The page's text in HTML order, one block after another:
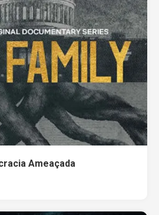
Ameaçada